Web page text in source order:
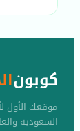
كوبون
موقعك الأول
السعودية